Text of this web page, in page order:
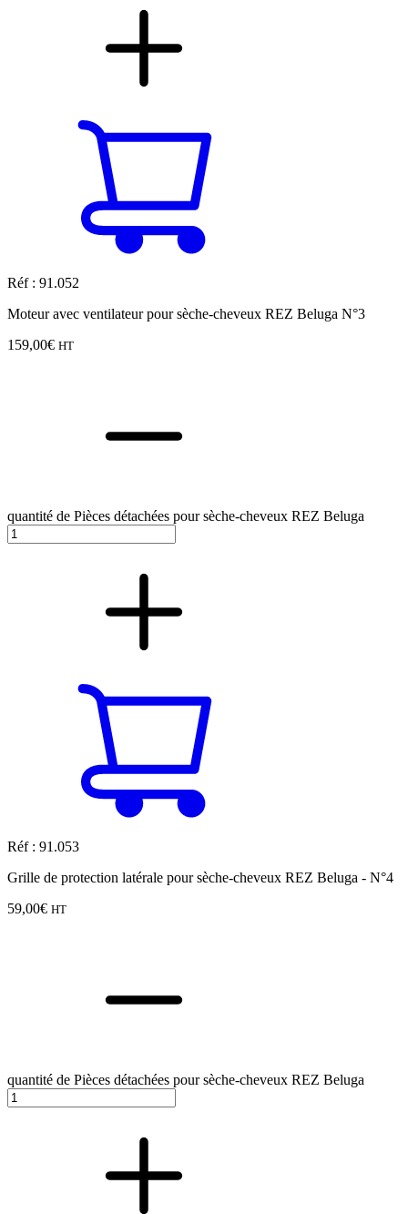
Réf : 91.052
Moteur avec ventilateur pour sèche-cheveux REZ Beluga N°3
159,00€ HT
quantité de Pièces détachées pour sèche-cheveux REZ Beluga
Réf : 91.053
Grille de protection latérale pour sèche-cheveux REZ Beluga - N°4
59,00€ HT
quantité de Pièces détachées pour sèche-cheveux REZ Beluga